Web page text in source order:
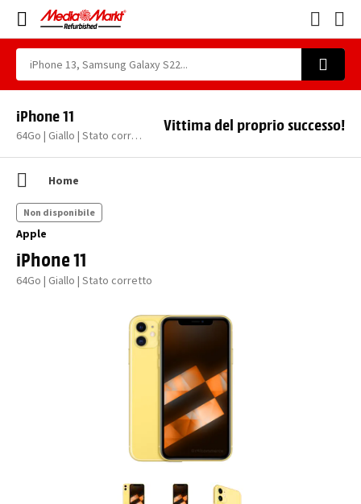
iPhone 11
64Go | Giallo | Stato corretto
Vittima del proprio successo!
Home
Apple
iPhone 11
64Go | Giallo | Stato corretto
Non disponibile